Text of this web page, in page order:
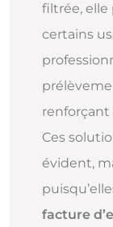
filtrée, elle
certains
renforçant
Ces
évident,
facture